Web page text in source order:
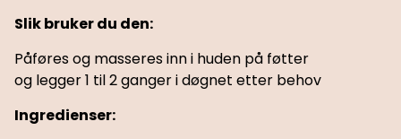
Slik bruker du den:
Påføres og masseres inn i huden på føtter
og legger 1 til 2 ganger i døgnet etter behov
Ingredienser: